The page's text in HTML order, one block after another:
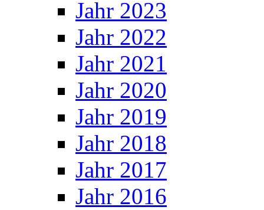
Jahr 2023
Jahr 2022
Jahr 2021
Jahr 2020
Jahr 2019
Jahr 2018
Jahr 2017
Jahr 2016